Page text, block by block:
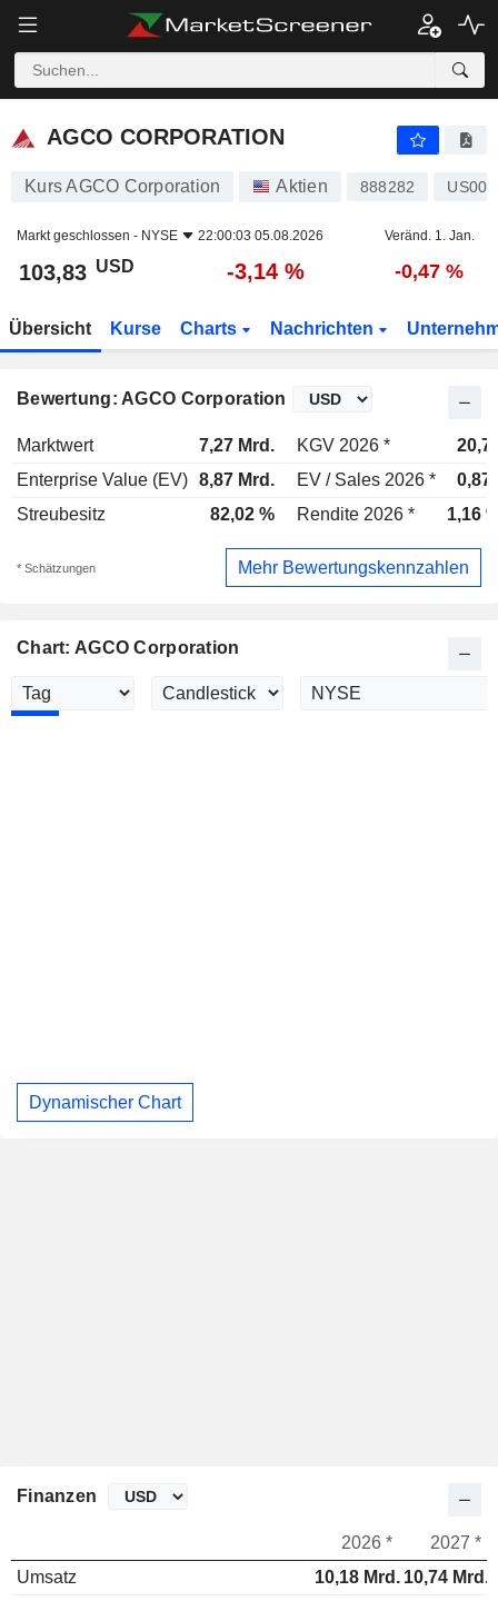
AGCO CORPORATION
AGCO CORPORATION
Kurs AGCO Corporation Aktien 888282
Markt geschlossen - NYSE 22:00:03 05.08.2026 Veränd. 1. Jan.
103,83 USD -3,14 % -0,47 %
Übersicht Kurse Charts Nachrichten
Bewertung: AGCO Corporation
Marktwert 7,27 Mrd. KGV 2026 *
Enterprise Value (EV) 8,87 Mrd. EV / Sales 2026 *
Streubesitz
82,02 % Rendite 2026 * 1,16
* Schätzungen Mehr Bewertungskennzahlen
Chart: AGCO Corporation
Dynamischer Chart
Finanzen
2026 *
2027 *
Umsatz
10,18 Mrd. 10,74 Mrd.